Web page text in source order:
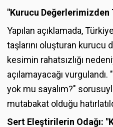
"Kurucu Değerlerimizden
Yapılan açıklamada,
taşlarını oluşturan kurucu
kesimin rahatsızlığı
açılamayacağı
yok mu sayalım?"
mutabakat olduğu
Sert Eleştirilerin Odağı: